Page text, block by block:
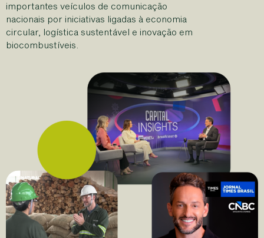
importantes veículos de comunicação
nacionais por iniciativas ligadas à economia
circular, logística sustentável e inovação em
biocombustíveis.